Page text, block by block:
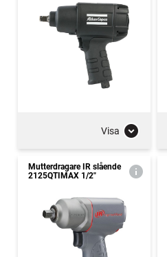
Visa
Mutterdragare IR slående
2125QTIMAX 1/2"